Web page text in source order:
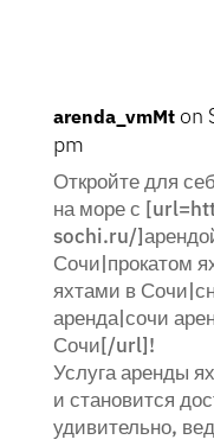
arenda_vmMt on
pm
Откройте для
на море с
sochi.ru/
Сочи|прокатом
яхтами в
аренда|сочи
Сочи[/url]!
Услуга аренды
и становится
удивительно,